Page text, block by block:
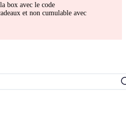
box avec le code
et non cumulable avec